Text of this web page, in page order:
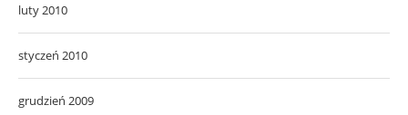
luty 2010
styczeń 2010
grudzień 2009